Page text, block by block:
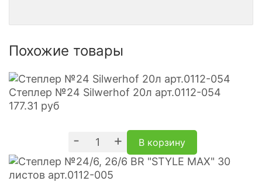
Похожие товары
Степлер №24 Silwerhof 20л арт.0112-054
177.31 руб
- + В корзину